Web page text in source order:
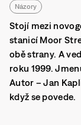
Názory
Stojí mezi
stanicí Moor
obě strany. A
roku 1999.
Autor – Jan
když se povede.